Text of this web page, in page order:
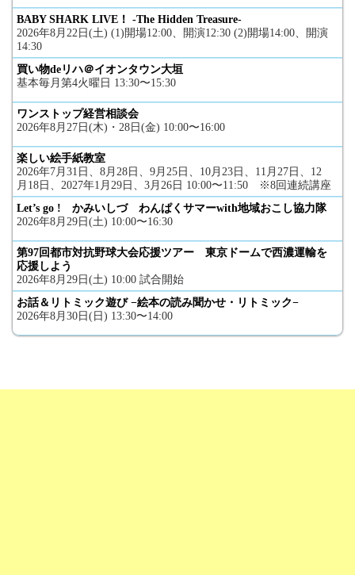
BABY SHARK LIVE！ -The Hidden Treasure-
2026年8月22日(土) (1)開場12:00、開演12:30 (2)開場14:00、開演
14:30
買い物deリハ＠イオンタウン大垣
基本毎月第4火曜日 13:30〜15:30
ワンストップ経営相談会
2026年8月27日(木)・28日(金) 10:00〜16:00
楽しい絵手紙教室
2026年7月31日、8月28日、9月25日、10月23日、11月27日、12
月18日、2027年1月29日、3月26日 10:00〜11:50 ※8回連続講座
Let’s go ! かみいしづ わんぱくサマーwith地域おこし協力隊
2026年8月29日(土) 10:00〜16:30
第97回都市対抗野球大会応援ツアー 東京ドームで西濃運輸を
応援しよう
2026年8月29日(土) 10:00 試合開始
お話＆リトミック遊び −絵本の読み聞かせ・リトミック−
2026年8月30日(日) 13:30〜14:00